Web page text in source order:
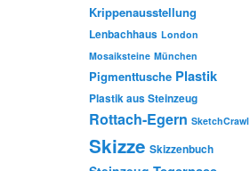
Krippenausstellung
Lenbachhaus London
Mosaiksteine München
Pigmenttusche Plastik
Plastik aus Steinzeug
Rottach-Egern SketchCrawl
Skizze Skizzenbuch